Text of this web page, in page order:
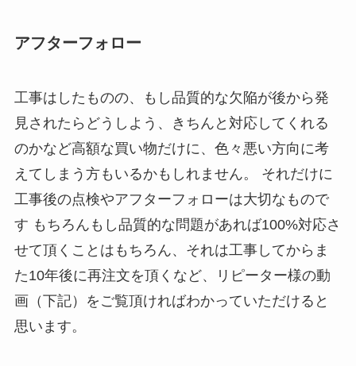
アフターフォロー
工事はしたものの、もし品質的な欠陥が後から発
見されたらどうしよう、きちんと対応してくれる
のかなど高額な買い物だけに、色々悪い方向に考
えてしまう方もいるかもしれません。 それだけに
工事後の点検やアフターフォローは大切なもので
す もちろんもし品質的な問題があれば100%対応さ
せて頂くことはもちろん、それは工事してからま
た10年後に再注文を頂くなど、リピーター様の動
画（下記）をご覧頂ければわかっていただけると
思います。